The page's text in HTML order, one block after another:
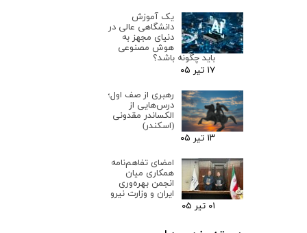
یک آموزش
دانشگاهی عالی در
دنیای مجهز به
هوش مصنوعی
باید چگونه باشد؟
۱۷ تیر ۰۵
رهبری از صف اول؛
درس‌هایی از
الکساندر مقدونی
(اسکندر)
۱۳ تیر ۰۵
امضای تفاهم‌نامه
همکاری میان
انجمن بهره‌وری
ایران و وزارت نیرو
۰۱ تیر ۰۵